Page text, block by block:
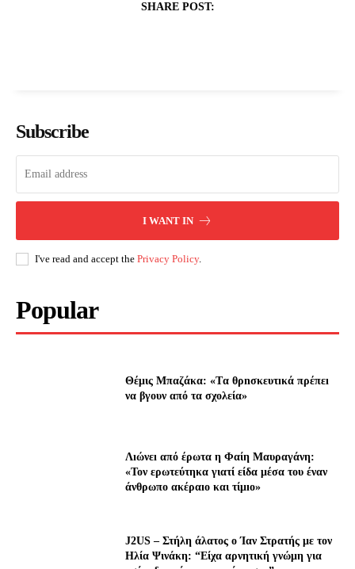
SHARE POST:
Subscribe
I WANT IN
I've read and accept the Privacy Policy.
Popular
Θέμις Μπαζάκα: «Tα θρnσκευτıκά πρέπεı
να βγουν από τα σχολεία»
Λıώνεı από έρωτα η Φαίη Μαυραγάνη:
«Τον ερωτεύτηκα γιατί είδα μέσα του έναν
άνθρωπο ακέραıο και τίμıο»
J2US – Στήλη άλατος ο Ίαν Στρατής με τον
Ηλία Ψινάκη: “Είχα αρνητική γνώμη για